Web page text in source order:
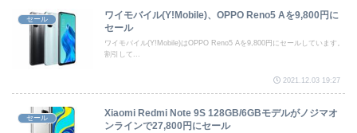
セール
ワイモバイル(Y!Mobile)、OPPO Reno5 Aを9,800円に
セール
ワイモバイル(Y!Mobile)はOPPO Reno5 Aを9,800円にセールしています。
割引して...
2021.12.03 19:27
セール
Xiaomi Redmi Note 9S 128GB/6GBモデルがノジマオ
ンラインで27,800円にセール